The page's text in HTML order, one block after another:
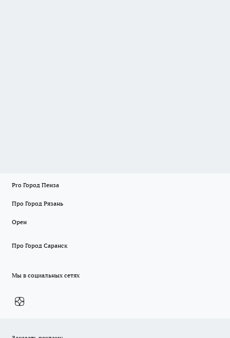
Pro Город Пенза
Про Город Рязань
Орен
Про Город Саранск
Мы в социальных сетях